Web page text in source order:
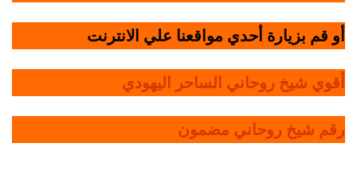
أو قم بزيارة أحدي مواقعنا علي الانترنت
أقوي شيخ روحاني الساحر اليهودي
رقم شيخ روحاني مضمون